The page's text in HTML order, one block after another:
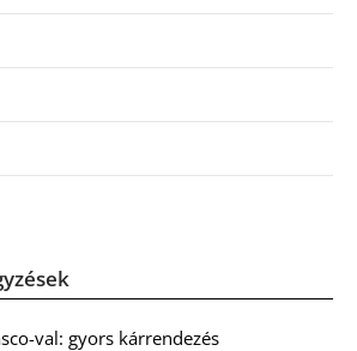
val: gyors kárrendezés